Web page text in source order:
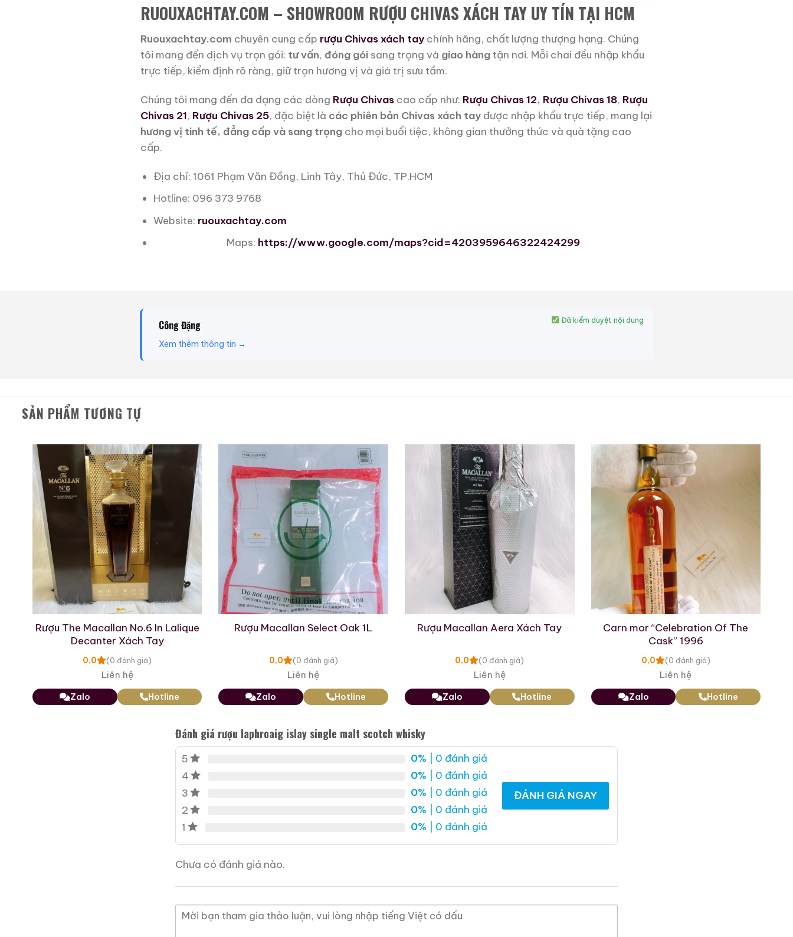
RUOUXACHTAY.COM – SHOWROOM RƯỢU CHIVAS XÁCH TAY UY TÍN TẠI HCM
Ruouxachtay.com chuyên cung cấp rượu Chivas xách tay chính hãng, chất lượng thượng hạng. Chúng
tôi mang đến dịch vụ trọn gói: tư vấn, đóng gói sang trọng và giao hàng tận nơi. Mỗi chai đều nhập khẩu
trực tiếp, kiểm định rõ ràng, giữ trọn hương vị và giá trị sưu tầm.
Chúng tôi mang đến đa dạng các dòng Rượu Chivas cao cấp như: Rượu Chivas 12, Rượu Chivas 18, Rượu
Chivas 21, Rượu Chivas 25, đặc biệt là các phiên bản Chivas xách tay được nhập khẩu trực tiếp, mang lại
hương vị tinh tế, đẳng cấp và sang trọng cho mọi buổi tiệc, không gian thưởng thức và quà tặng cao
cấp.
Địa chỉ: 1061 Phạm Văn Đồng, Linh Tây, Thủ Đức, TP.HCM
Hotline: 096 373 9768
Website: ruouxachtay.com
Maps: https://www.google.com/maps?cid=4203959646322424299
Công Đặng
Xem thêm thông tin →
Đã kiểm duyệt nội dung
SẢN PHẨM TƯƠNG TỰ
Rượu The Macallan No.6 In Lalique
Decanter Xách Tay
0,0 (0 đánh giá)
Liên hệ
Zalo Hotline
Rượu Macallan Select Oak 1L
0,0 (0 đánh giá)
Liên hệ
Zalo Hotline
Rượu Macallan Aera Xách Tay
0,0 (0 đánh giá)
Liên hệ
Zalo Hotline
Carn mor “Celebration Of The
Cask” 1996
0,0 (0 đánh giá)
Liên hệ
Zalo Hotline
Đánh giá rượu laphroaig islay single malt scotch whisky
5 0% | 0 đánh giá
4
0% | 0 đánh giá
3
0% | 0 đánh giá
2
0% | 0 đánh giá
1
0% | 0 đánh giá
ĐÁNH GIÁ NGAY
Chưa có đánh giá nào.